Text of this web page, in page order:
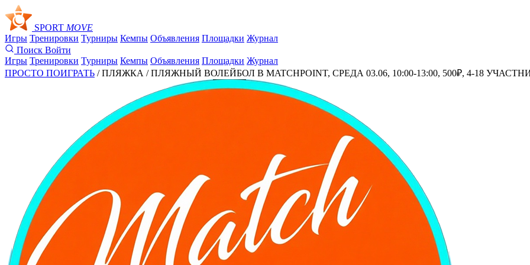
SPORT MOVE
Игры Тренировки Турниры Кемпы Объявления Площадки Журнал
Поиск Войти
Игры Тренировки Турниры Кемпы Объявления Площадки Журнал
ПРОСТО ПОИГРАТЬ / ПЛЯЖКА /ПЛЯЖНЫЙ ВОЛЕЙБОЛ В MATCHPOINT, СРЕДА 03.06, 10:00-13:00, 500₽, 4-18